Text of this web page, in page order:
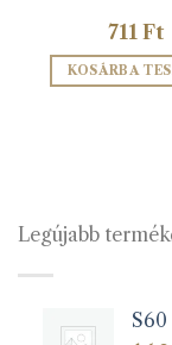
711 Ft
KOSÁRBA
Legújabb